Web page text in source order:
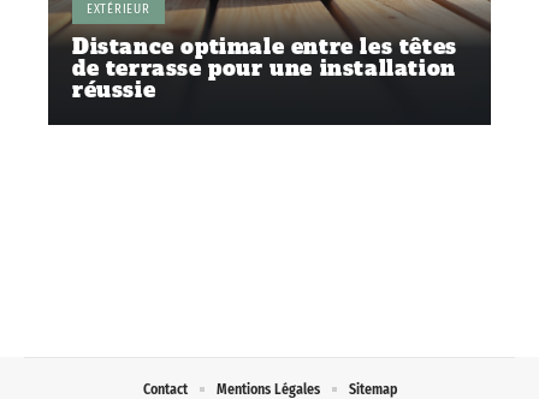
EXTÉRIEUR
Distance optimale entre les têtes
de terrasse pour une installation
réussie
Contact Mentions Légales Sitemap